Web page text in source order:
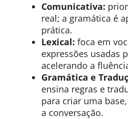
Comunicativa:
real; a gramática é
prática.
Lexical: foca em
expressões usadas
acelerando a
Gramática e
ensina regras e
para criar uma
a conversação.